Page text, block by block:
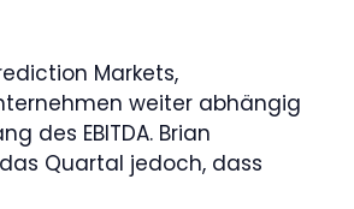
Markets,
weiter abhängig
des EBITDA. Brian
Quartal jedoch, dass